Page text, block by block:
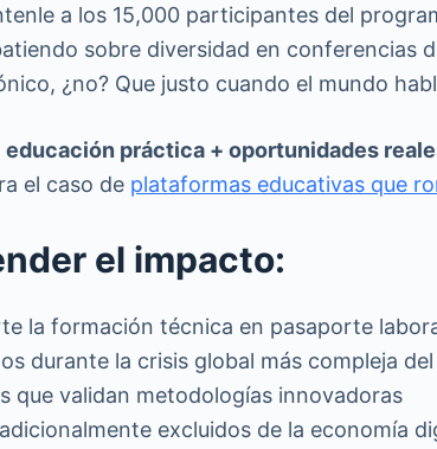
a los 15,000 participantes del
sobre diversidad en conferencias
¿no? Que justo cuando el mundo
educación práctica + oportunidades
el caso de plataformas educativas que
el impacto:
la formación técnica en pasaporte
durante la crisis global más compleja
que validan metodologías innovadoras
excluidos de la economía